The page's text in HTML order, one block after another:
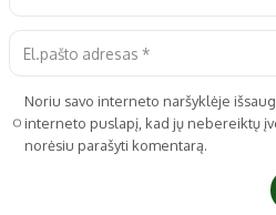
Noriu savo interneto naršyklėje
interneto puslapį, kad jų nebereiktų
norėsiu parašyti komentarą.